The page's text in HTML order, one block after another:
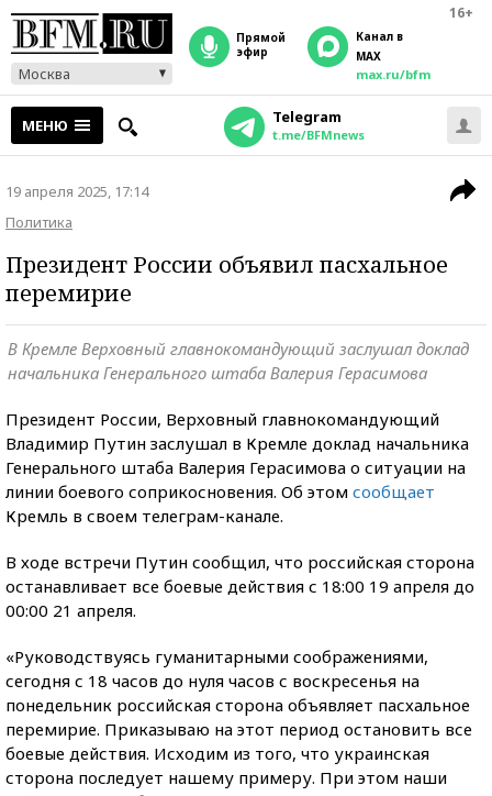
16+
Москва
прямой
эфир
Канал в
MAX
max.ru/bfm
МЕНЮ Telegram
t.me/BFMnews
19 апреля 2025, 17:14
Политика
Президент России объявил пасхальное
перемирие
В Кремле Верховный главнокомандующий заслушал доклад
начальника Генерального штаба Валерия Герасимова
Президент России, Верховный главнокомандующий
Владимир Путин заслушал в Кремле доклад начальника
Генерального штаба Валерия Герасимова о ситуации на
линии боевого соприкосновения. Об этом сообщает
Кремль в своем телеграм-канале.
В ходе встречи Путин сообщил, что российская сторона
останавливает все боевые действия с 18:00 19 апреля до
00:00 21 апреля.
«Руководствуясь гуманитарными соображениями,
сегодня с 18 часов до нуля часов с воскресенья на
понедельник российская сторона объявляет пасхальное
перемирие. Приказываю на этот период остановить все
боевые действия. Исходим из того, что украинская
сторона последует нашему примеру. При этом наши